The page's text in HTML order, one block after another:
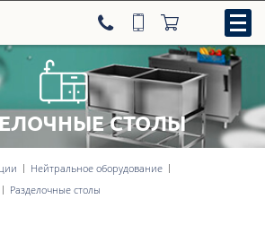
52
СТОЛЫ
Нейтральное оборудование
Разделочные столы